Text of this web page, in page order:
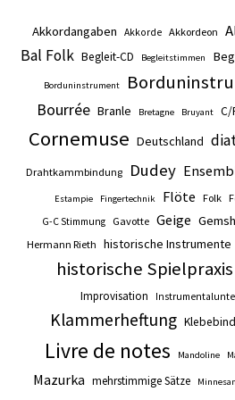
Akkordangaben Akkorde Akkordeon
Bal Folk Begleit-CD Begleitstimmen
Borduninstrument
Bourrée Branle Bretagne Bruyant C/
Cornemuse Deutschland
Drahtkammbindung Dudey
Estampie Fingertechnik Flöte Folk
G-C Stimmung Gavotte Geige
Hermann Rieth historische Instrumente
historische Spielpraxis
Improvisation
Klammerheftung
Livre de notes Mandoline
Mazurka mehrstimmige Sätze